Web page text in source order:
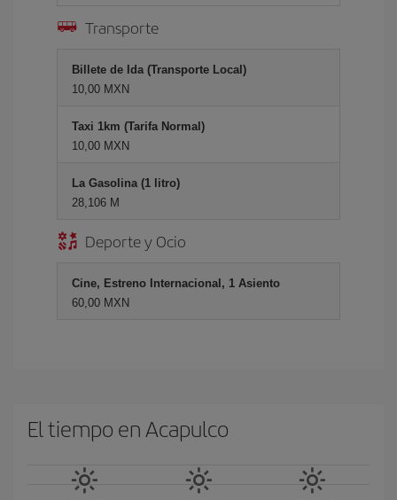
Transporte
Billete de Ida (Transporte Local)
10,00 MXN
Taxi 1km (Tarifa Normal)
10,00 MXN
La Gasolina (1 litro)
28,106 M
Deporte y Ocio
Cine, Estreno Internacional, 1 Asiento
60,00 MXN
El tiempo en Acapulco